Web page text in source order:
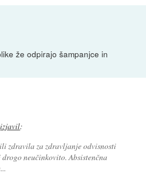
že odpirajo šampanjce in
izjavil:
zdravila za zdravljanje odvisnosti
neučinkovito. Absistenčna